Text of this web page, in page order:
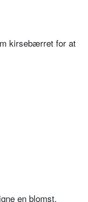
kirsebærret for at
en blomst.